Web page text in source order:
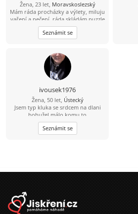
Žena, 23 let, Moravskoslezský
Mám ráda procházky a výlety, miluju
vaření a pečení, ráda skládám puzzle
i mozaiky, ráda poslouchám hudbu
různou , mám ráda zvířata , ráda se
koukám na výlety a filmy
Seznámit se
ivousek1976
Žena, 50 let, Ústecký
Jsem typ kluka se srdcem na dlani
bohužel málo komu to
nevadí.chcesli napiš ivoušek Gregory
.jsem romantik miluji zvířata a
upřímně lidí a nesnáším lež
Seznámit se